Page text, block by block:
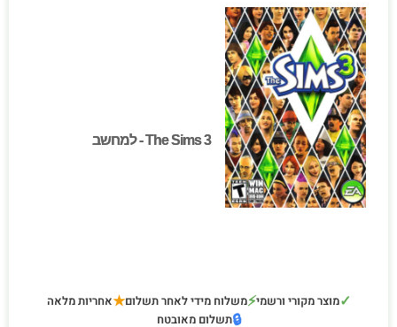
The Sims 3 - למחשב
The Sims 3 - למחשב
✓מוצר מקורי ורשמי⚡משלוח מידי לאחר תשלום★אחריות מלאה
🔒תשלום מאובטח